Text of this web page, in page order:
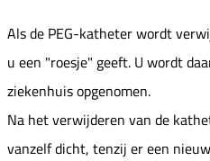
Als de PEG-katheter wordt
u een "roesje" geeft. U wordt
ziekenhuis opgenomen.
Na het verwijderen van de
vanzelf dicht, tenzij er een